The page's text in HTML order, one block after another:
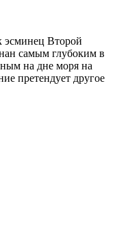
эсминец Второй
самым глубоким в
на дне моря на
претендует другое